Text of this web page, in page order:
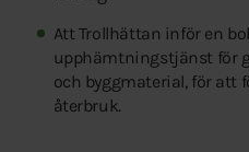
Att Trollhättan inför en
upphämtningstjänst för
och byggmaterial, för att
återbruk.